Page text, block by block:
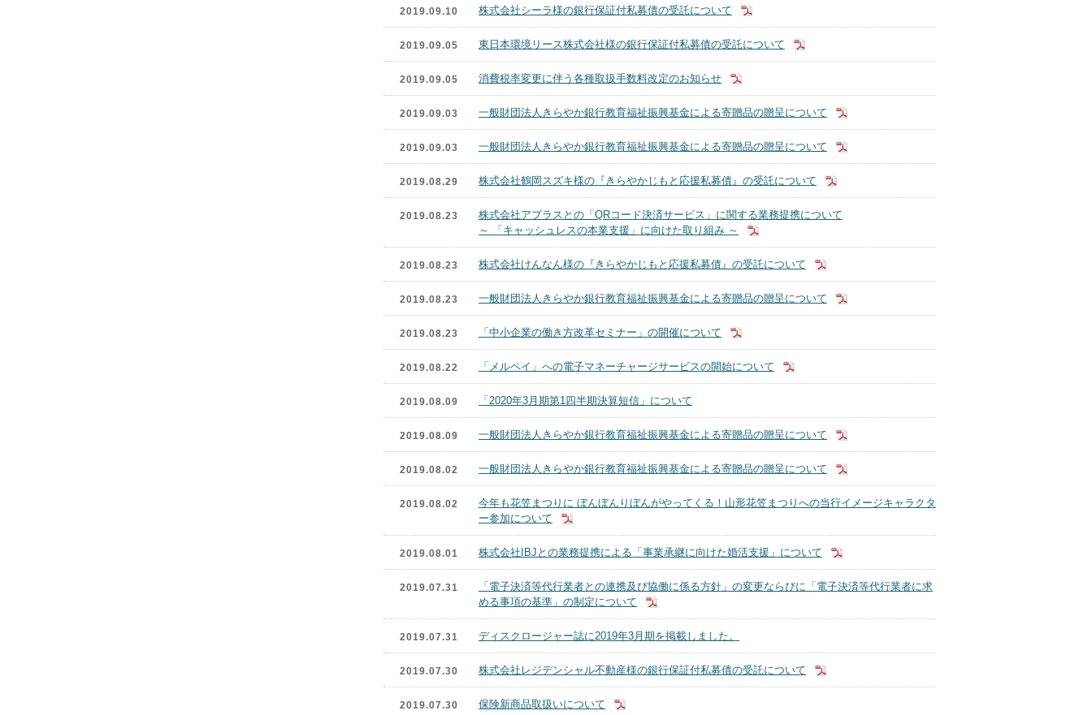
2019.09.10 株式会社シーラ様の銀行保証付私募債の受託について
2019.09.05 東日本環境リース株式会社様の銀行保証付私募債の受託について
2019.09.05 消費税率変更に伴う各種取扱手数料改定のお知らせ
2019.09.03 一般財団法人きらやか銀行教育福祉振興基金による寄贈品の贈呈について
2019.09.03 一般財団法人きらやか銀行教育福祉振興基金による寄贈品の贈呈について
2019.08.29 株式会社鶴岡スズキ様の『きらやかじもと応援私募債』の受託について
2019.08.23
株式会社アプラスとの「QRコード決済サービス」に関する業務提携について
～ 「キャッシュレスの本業支援」に向けた取り組み ～
2019.08.23 株式会社けんなん様の『きらやかじもと応援私募債』の受託について
2019.08.23 一般財団法人きらやか銀行教育福祉振興基金による寄贈品の贈呈について
2019.08.23 「中小企業の働き方改革セミナー」の開催について
2019.08.22 「メルペイ」への電子マネーチャージサービスの開始について
2019.08.09 「2020年3月期第1四半期決算短信」について
2019.08.09 一般財団法人きらやか銀行教育福祉振興基金による寄贈品の贈呈について
2019.08.02 一般財団法人きらやか銀行教育福祉振興基金による寄贈品の贈呈について
2019.08.02
今年も花笠まつりに ぼんぼんりぼんがやってくる！山形花笠まつりへの当行イメージキャラクタ
ー参加について
2019.08.01 株式会社IBJとの業務提携による「事業承継に向けた婚活支援」について
2019.07.31
「電子決済等代行業者との連携及び協働に係る方針」の変更ならびに「電子決済等代行業者に求
める事項の基準」の制定について
2019.07.31 ディスクロージャー誌に2019年3月期を掲載しました。
2019.07.30 株式会社レジデンシャル不動産様の銀行保証付私募債の受託について
2019.07.30 保険新商品取扱いについて